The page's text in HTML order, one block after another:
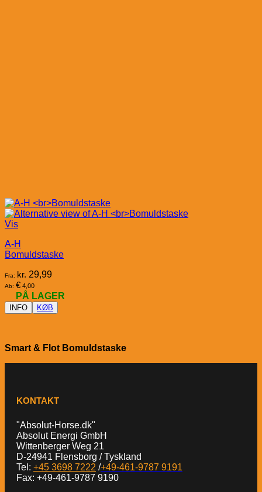
Vis
A-H
Bomuldstaske
Fra: kr. 29,99
Ab: € 4,00
PÅ LAGER
INFO KØB
Smart & Flot Bomuldstaske
KONTAKT
"Absolut-Horse.dk"
Absolut Energi GmbH
Wittenberger Weg 21
D-24941 Flensborg / Tyskland
Tel: +45 3698 7222 /+49-461-9787 9191
Fax: +49-461-9787 9190